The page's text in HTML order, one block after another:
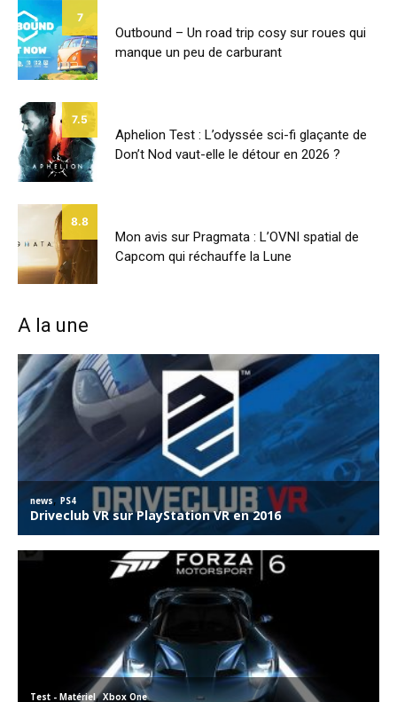
7
Outbound – Un road trip cosy sur roues qui
manque un peu de carburant
7.5
Aphelion Test : L’odyssée sci-fi glaçante de
Don’t Nod vaut-elle le détour en 2026 ?
8.8
Mon avis sur Pragmata : L’OVNI spatial de
Capcom qui réchauffe la Lune
A la une